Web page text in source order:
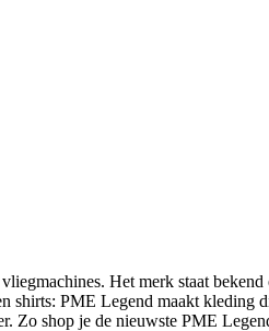
Het merk staat
shirts: PME Legend maakt kleding
Zo shop je de nieuwste PME